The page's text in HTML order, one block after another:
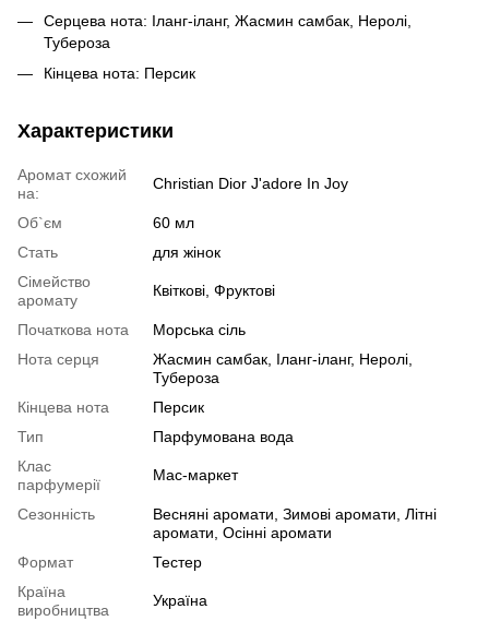
Серцева нота: Іланг-іланг, Жасмин самбак, Неролі,
Тубероза
Кінцева нота: Персик
Характеристики
Аромат схожий
на:
Christian Dior J'adore In Joy
Об`єм
60 мл
Стать
для жінок
Сімейство
аромату
Квіткові, Фруктові
Початкова нота
Морська сіль
Нота серця
Жасмин самбак, Іланг-іланг, Неролі,
Тубероза
Кінцева нота
Персик
Тип
Парфумована вода
Клас
парфумерії
Мас-маркет
Сезонність
Весняні аромати, Зимові аромати, Літні
аромати, Осінні аромати
Формат
Тестер
Країна
виробництва
Україна